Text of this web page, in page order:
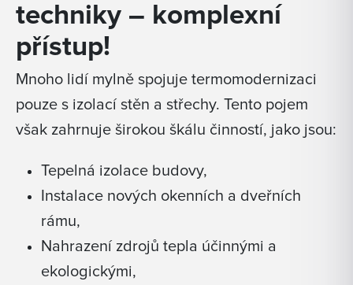
techniky – komplexní
přístup!
Mnoho lidí mylně spojuje termomodernizaci
pouze s izolací stěn a střechy. Tento pojem
však zahrnuje širokou škálu činností, jako jsou:
Tepelná izolace budovy,
Instalace nových okenních a dveřních
rámu,
Nahrazení zdrojů tepla účinnými a
ekologickými,